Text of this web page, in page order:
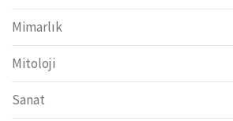
Mimarlık
Mitoloji
Sanat